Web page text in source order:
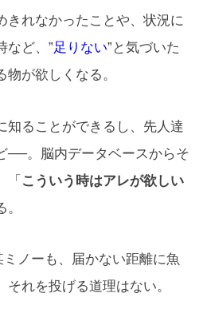
きれなかったことや、状況に
など、”足りない”と気づいた
が欲しくなる。
知ることができるし、先人達
──。脳内データベースからそ
「 こういう時はアレが欲しい
ミノーも、届かない距離に魚
れを投げる道理はない。